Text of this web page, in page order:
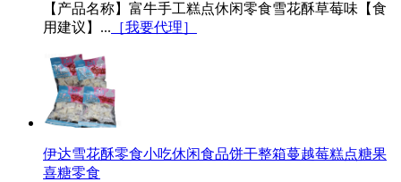
【产品名称】富牛手工糕点休闲零食雪花酥草莓味【食
用建议】... ［我要代理］
伊达雪花酥零食小吃休闲食品饼干整箱蔓越莓糕点糖果
喜糖零食